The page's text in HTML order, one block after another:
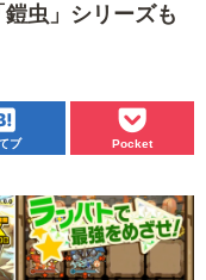
虫」シリーズも
ブ Pocket